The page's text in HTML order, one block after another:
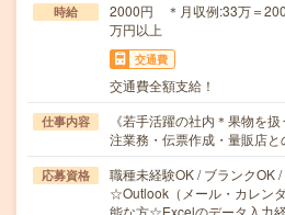
時給
2000円 ＊月収例:33万＝
万円以上
交通費
交通費全額支給！
仕事内容
《若手活躍の社内＊果物を
注業務・伝票作成・量販店
応募資格
職種未経験OK / ブランクOK
☆Outlook（メール・カレン
能な方☆Excelのデータ入力